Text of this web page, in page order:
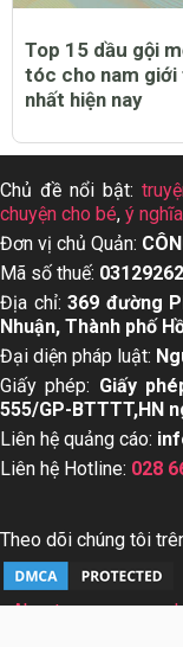
Top 15 dầu gội
tóc cho nam giới
nhất hiện nay
Chủ đề nổi bật:
chuyện cho bé, ý
Đơn vị chủ Quản:
Mã số thuế:
Địa chỉ:369 đường
Nhuận, Thành phố
Đại diện pháp luật:
Giấy phép: Giấy
555/GP-BTTTT,HN
Liên hệ quảng cáo:
Liên hệ Hotline: 028
Theo dõi chúng tôi
About us